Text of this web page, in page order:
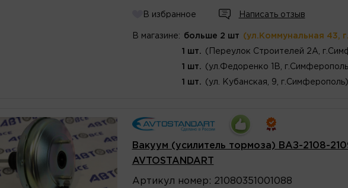
В избранное Написать отзыв
В магазине: больше 2 шт (ул.Коммунальная 43,
1 шт. (Переулок Строителей 2А,
1 шт. (ул.Федоренко 1В,
1 шт. (ул. Кубанская, 9, г.Симферополь)
Вакуум (усилитель тормоза) ВАЗ-2108-
AVTOSTANDART
Артикул номер : 21080351001088